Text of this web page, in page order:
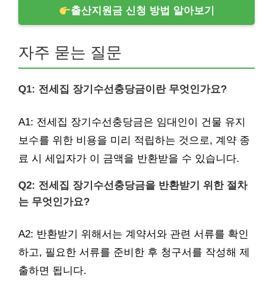
출산지원금 신청 방법 알아보기
자주 묻는 질문
Q1: 전세집 장기수선충당금이란 무엇인가요?
A1: 전세집 장기수선충당금은 임대인이 건물 유지
보수를 위한 비용을 미리 적립하는 것으로, 계약 종
료 시 세입자가 이 금액을 반환받을 수 있습니다.
Q2: 전세집 장기수선충당금을 반환받기 위한 절차
는 무엇인가요?
A2: 반환받기 위해서는 계약서와 관련 서류를 확인
하고, 필요한 서류를 준비한 후 청구서를 작성해 제
출하면 됩니다.